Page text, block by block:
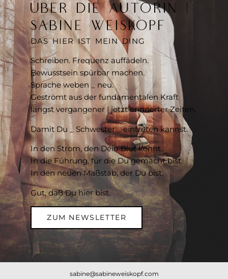
ÜBER DIE AUTORIN |
SABINE WEISKOPF
DAS HIER IST MEIN DING
Schreiben. Frequenz auffädeln.
Bewusstsein spürbar machen.
Sprache weben _ neu.
Geströmt aus der fundamentalen Kraft
längst vergangener | jetzt erinnerter Zeiten.
Damit Du _ Schwester _ eintreten kannst.
In den Strom, den Dein Blut kennt.
In die Führung, für die Du gemacht bist.
In den neuen Maßstab, der Du bist.
Gut, daß Du hier bist.
ZUM NEWSLETTER
sabine@sabineweiskopf.com